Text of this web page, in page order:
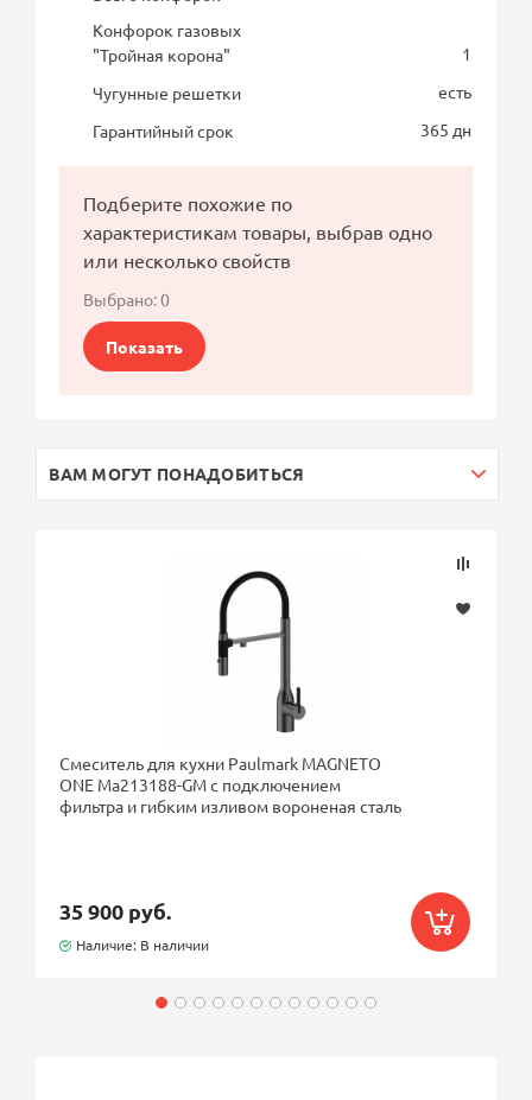
Конфорок газовых
"Тройная корона"
1
Чугунные решетки
есть
Гарантийный срок
365 дн
Подберите похожие по
характеристикам товары, выбрав одно
или несколько свойств
Выбрано:0
Показать
ВАМ МОГУТ ПОНАДОБИТЬСЯ
Смеситель для кухни Paulmark MAGNETO
ONE Ma213188-GM с подключением
фильтра и гибким изливом вороненая сталь
35 900 руб.
Наличие: В наличии